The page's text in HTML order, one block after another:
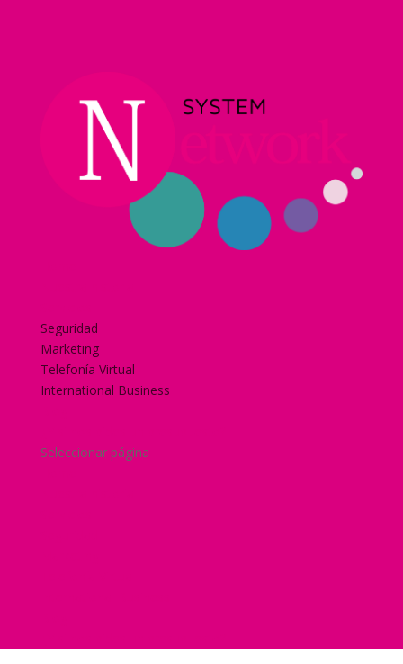
Seguridad
Marketing
Telefonía Virtual
International Business
Seleccionar página